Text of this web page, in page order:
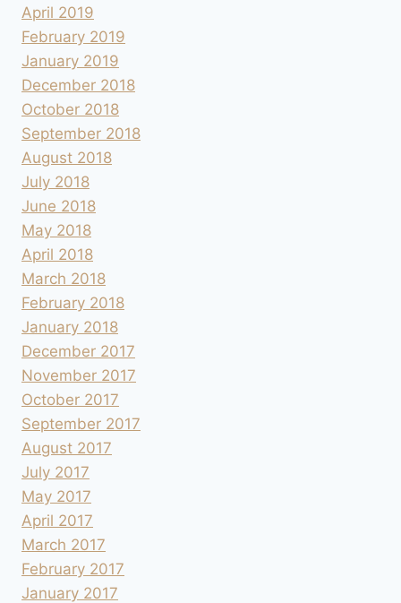
April 2019
February 2019
January 2019
December 2018
October 2018
September 2018
August 2018
July 2018
June 2018
May 2018
April 2018
March 2018
February 2018
January 2018
December 2017
November 2017
October 2017
September 2017
August 2017
July 2017
May 2017
April 2017
March 2017
February 2017
January 2017